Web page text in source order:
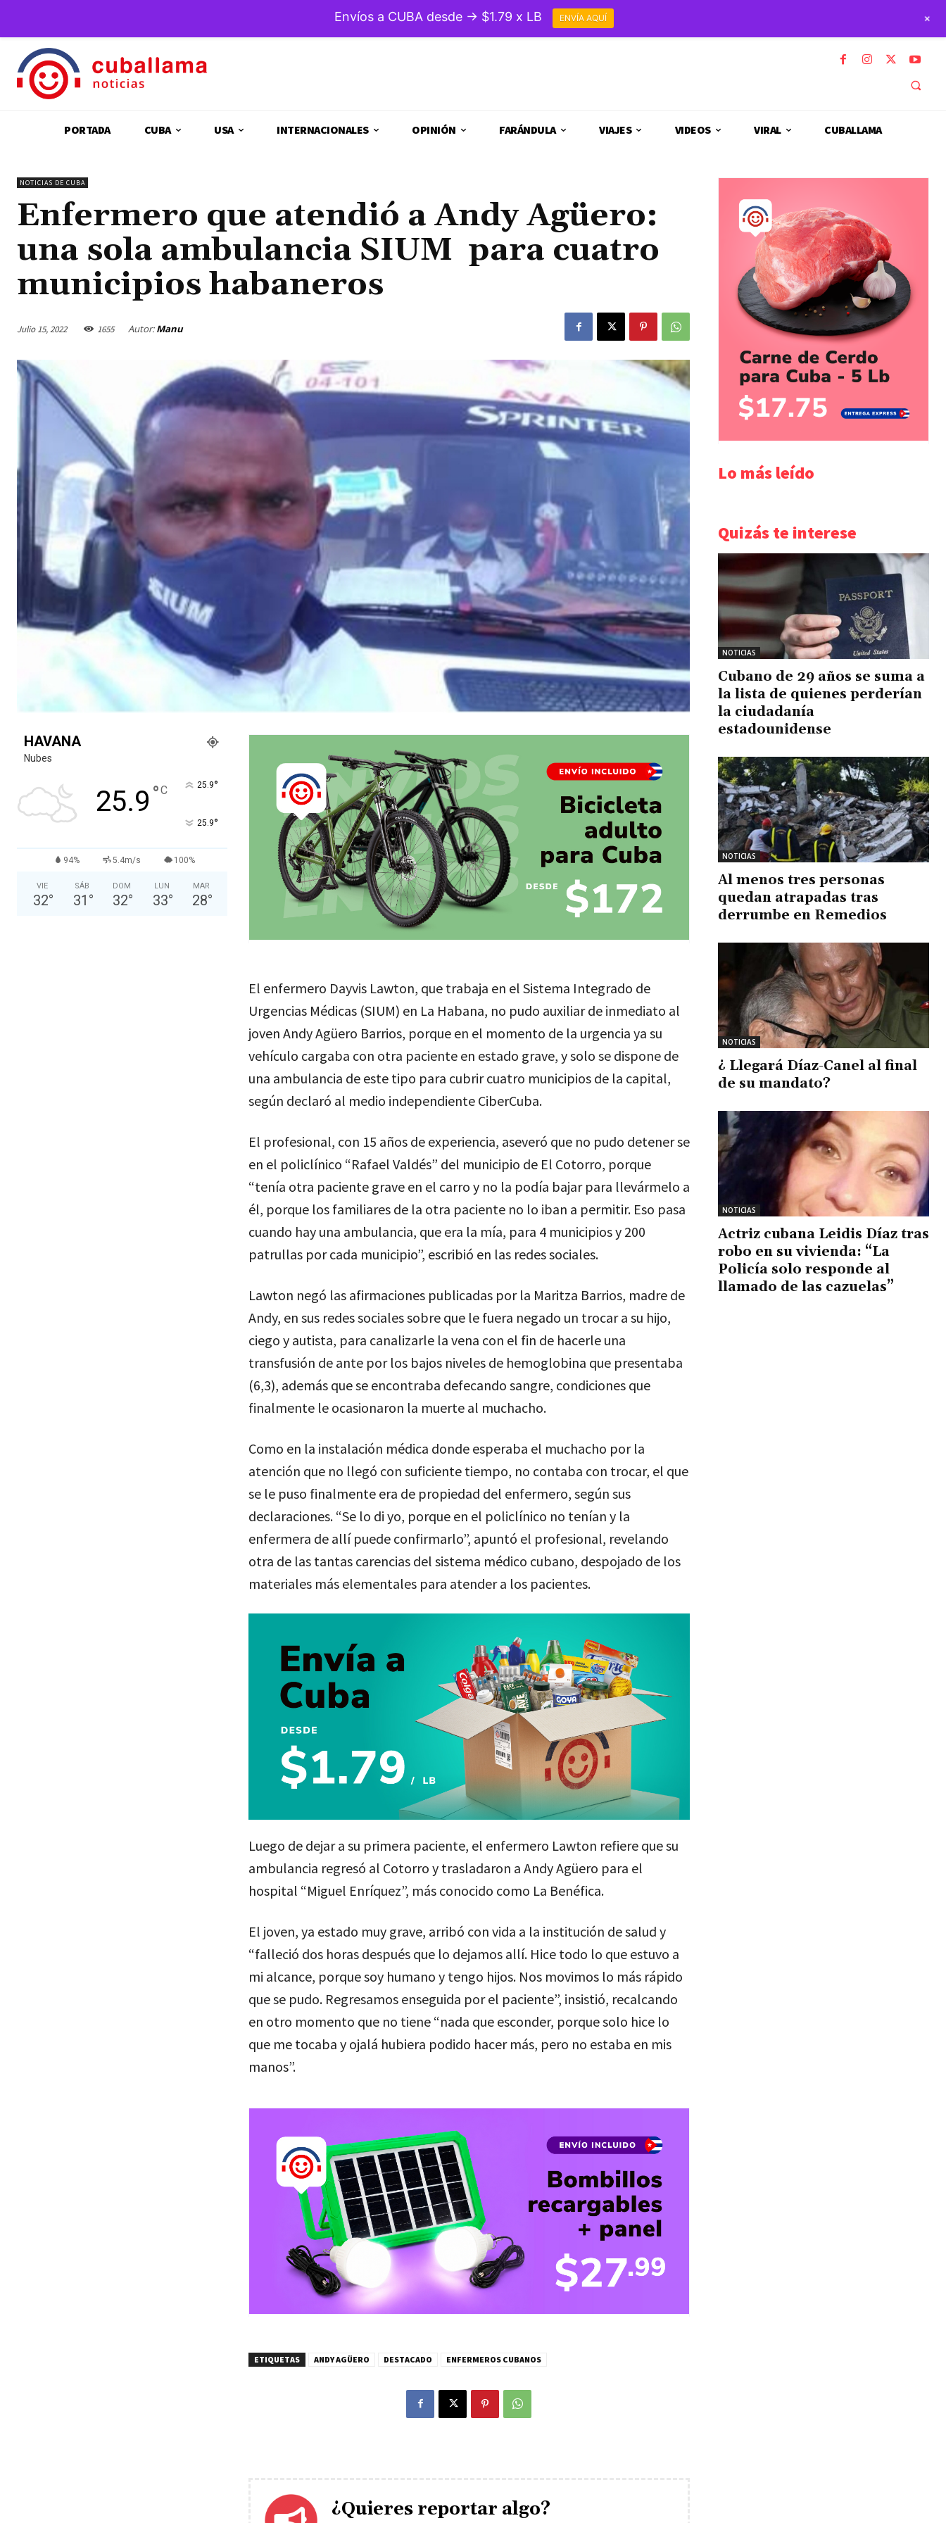
PORTADA CUBA USA INTERNACIONALES OPINIÓN FARÁNDULA VIAJES VIDEOS VIRAL CUBALLAMA
NOTICIAS DE CUBA
Enfermero que atendió a Andy Agüero:
una sola ambulancia SIUM para cuatro
municipios habaneros
Julio 15, 2022 1655 Autor: Manu
HAVANA
Nubes
25.9 °C 25.9°
25.9°
94% 5.4m/s 100%
VIE
32°
SÁB
31 °
DOM
32°
LUN
33°
MAR
28°
El enfermero Dayvis Lawton, que trabaja en el Sistema Integrado de
Urgencias Médicas (SIUM) en La Habana, no pudo auxiliar de inmediato al
joven Andy Agüero Barrios, porque en el momento de la urgencia ya su
vehículo cargaba con otra paciente en estado grave, y solo se dispone de
una ambulancia de este tipo para cubrir cuatro municipios de la capital,
según declaró al medio independiente CiberCuba.
El profesional, con 15 años de experiencia, aseveró que no pudo detener se
en el policlínico “Rafael Valdés” del municipio de El Cotorro, porque
“tenía otra paciente grave en el carro y no la podía bajar para llevármelo a
él, porque los familiares de la otra paciente no lo iban a permitir. Eso pasa
cuando hay una ambulancia, que era la mía, para 4 municipios y 200
patrullas por cada municipio”, escribió en las redes sociales.
Lawton negó las afirmaciones publicadas por la Maritza Barrios, madre de
Andy, en sus redes sociales sobre que le fuera negado un trocar a su hijo,
ciego y autista, para canalizarle la vena con el fin de hacerle una
transfusión de ante por los bajos niveles de hemoglobina que presentaba
(6,3), además que se encontraba defecando sangre, condiciones que
finalmente le ocasionaron la muerte al muchacho.
Como en la instalación médica donde esperaba el muchacho por la
atención que no llegó con suficiente tiempo, no contaba con trocar, el que
se le puso finalmente era de propiedad del enfermero, según sus
declaraciones. “Se lo di yo, porque en el policlínico no tenían y la
enfermera de allí puede confirmarlo”, apuntó el profesional, revelando
otra de las tantas carencias del sistema médico cubano, despojado de los
materiales más elementales para atender a los pacientes.
Luego de dejar a su primera paciente, el enfermero Lawton refiere que su
ambulancia regresó al Cotorro y trasladaron a Andy Agüero para el
hospital “Miguel Enríquez”, más conocido como La Benéfica.
El joven, ya estado muy grave, arribó con vida a la institución de salud y
“falleció dos horas después que lo dejamos allí. Hice todo lo que estuvo a
mi alcance, porque soy humano y tengo hijos. Nos movimos lo más rápido
que se pudo. Regresamos enseguida por el paciente”, insistió, recalcando
en otro momento que no tiene “nada que esconder, porque solo hice lo
que me tocaba y ojalá hubiera podido hacer más, pero no estaba en mis
manos”.
ETIQUETAS ANDY AGÜERO DESTACADO ENFERMEROS CUBANOS
¿Quieres reportar algo?
Lo más leído
Quizás te interese
NOTICIAS
Cubano de 29 años se suma a
la lista de quienes perderían
la ciudadanía
estadounidense
NOTICIAS
Al menos tres personas
quedan atrapadas tras
derrumbe en Remedios
NOTICIAS
¿ Llegará Díaz-Canel al final
de su mandato?
NOTICIAS
Actriz cubana Leidis Díaz tras
robo en su vivienda: “La
Policía solo responde al
llamado de las cazuelas”
Envíos a CUBA desde → $1.79 x LB ENVÍA AQUÍ +